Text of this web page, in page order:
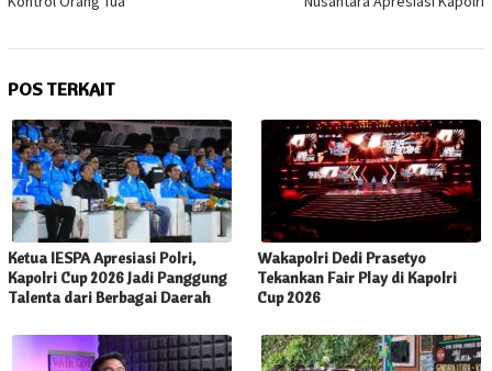
POS TERKAIT
Ketua IESPA Apresiasi Polri,
Kapolri Cup 2026 Jadi Panggung
Talenta dari Berbagai Daerah
Wakapolri Dedi Prasetyo
Tekankan Fair Play di Kapolri
Cup 2026